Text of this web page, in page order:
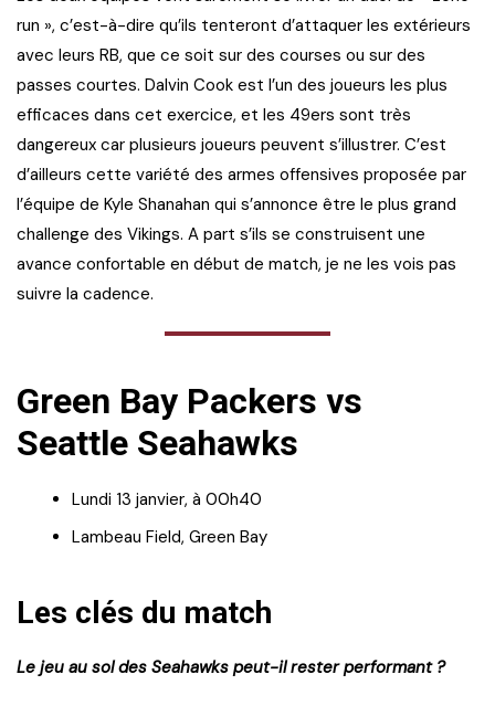
run », c’est-à-dire qu’ils tenteront d’attaquer les extérieurs
avec leurs RB, que ce soit sur des courses ou sur des
passes courtes. Dalvin Cook est l’un des joueurs les plus
efficaces dans cet exercice, et les 49ers sont très
dangereux car plusieurs joueurs peuvent s’illustrer. C’est
d’ailleurs cette variété des armes offensives proposée par
l’équipe de Kyle Shanahan qui s’annonce être le plus grand
challenge des Vikings. A part s’ils se construisent une
avance confortable en début de match, je ne les vois pas
suivre la cadence.
Green Bay Packers vs
Seattle Seahawks
Lundi 13 janvier, à 00h40
Lambeau Field, Green Bay
Les clés du match
Le jeu au sol des Seahawks peut-il rester performant ?